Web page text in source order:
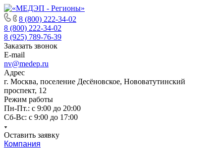
8 (800) 222-34-02
8 (800) 222-34-02
8 (925) 789-76-39
Заказать звонок
E-mail
nv@medep.ru
Адрес
г. Москва, поселение Десёновское, Нововатутинский
проспект, 12
Режим работы
Пн-Пт.: с 9:00 до 20:00
Cб-Вс: с 9:00 до 17:00
Оставить заявку
Компания